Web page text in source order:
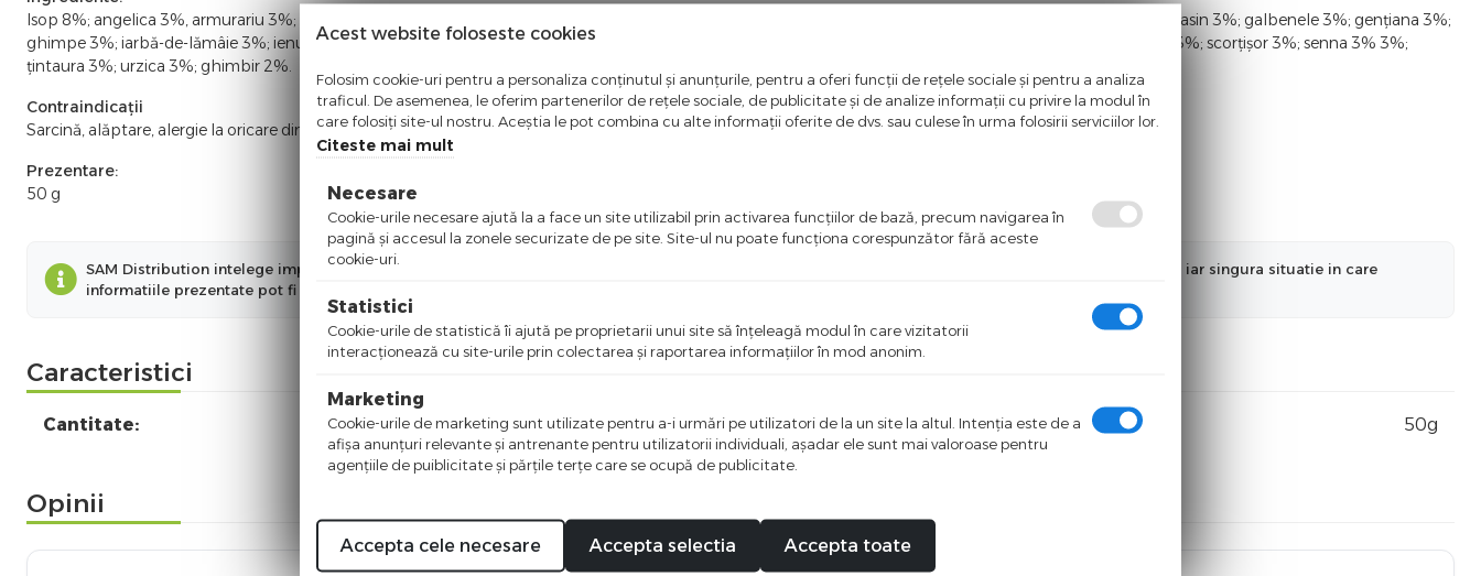
Isop 8%; angelica 3%, armurariu 3%; brusture 3%; busuioc 3%; cardamon 3%; chimen 3%; cimbrișor 3%; coriandru 3%; cuișoare 3%; dafin 3%; fenicul 3%; frasin 3%; galbenele 3%; gențiana 3%;
ghimpe 3%; iarbă-de-lămâie 3%; ienupăr 3%; maghiran 3%; mușețel 3%; păpădie 3%; pelin 3%; plop-negru 3%; rostopasca 3%; rozmarin 3%; scai-vânat 3%; scorțișor 3%; senna 3% 3%;
țintaura 3%; urzica 3%; ghimbir 2%.
Contraindicații
Sarcină, alăptare, alergie la oricare din componentele produsului.
Prezentare:
50 g
SAM Distribution intelege importanta informatiilor prezentate in aceasta pagina. Facem eforturi permanente pentru a pastra informatiilor actualizate, iar singura situatie in care
informatiile prezentate pot fi diferite fata de cele prezentate pe site este aceea in care producatorul aduce modificari fara a ne informa in prealabil.
Caracteristici
Cantitate: 50g
Opinii
Acest website foloseste cookies
Folosim cookie-uri pentru a personaliza conținutul și anunțurile, pentru a oferi funcții de rețele sociale și pentru a analiza
traficul. De asemenea, le oferim partenerilor de rețele sociale, de publicitate și de analize informații cu privire la modul în
care folosiți site-ul nostru. Aceștia le pot combina cu alte informații oferite de dvs. sau culese în urma folosirii serviciilor lor.
Citeste mai mult
Necesare
Cookie-urile necesare ajută la a face un site utilizabil prin activarea funcţiilor de bază, precum navigarea în
pagină şi accesul la zonele securizate de pe site. Site-ul nu poate funcţiona corespunzător fără aceste
cookie-uri.
Statistici
Cookie-urile de statistică îi ajută pe proprietarii unui site să înţeleagă modul în care vizitatorii
interacţionează cu site-urile prin colectarea şi raportarea informaţiilor în mod anonim.
Marketing
Cookie-urile de marketing sunt utilizate pentru a-i urmări pe utilizatori de la un site la altul. Intenţia este de a
afişa anunţuri relevante şi antrenante pentru utilizatorii individuali, aşadar ele sunt mai valoroase pentru
agenţiile de puiblicitate şi părţile terţe care se ocupă de publicitate.
Accepta cele necesare Accepta selectia Accepta toate